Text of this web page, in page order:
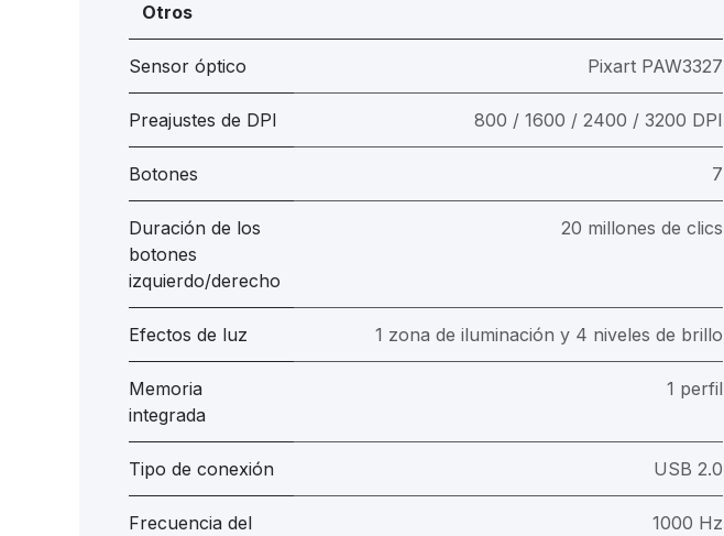
Otros
Sensor óptico Pixart PAW3327
Preajustes de DPI 800 / 1600 / 2400 / 3200 DPI
Botones 7
Duración de los
botones
izquierdo/derecho
20 millones de clics
Efectos de luz 1 zona de iluminación y 4 niveles de brillo
Memoria
integrada
1 perfil
Tipo de conexión USB 2.0
Frecuencia del
1000 Hz